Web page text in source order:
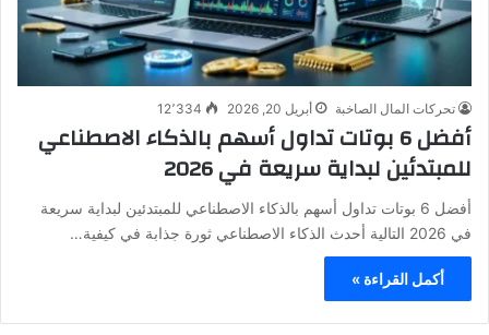
تحركات المال الصاخبة أبريل 20, 2026 12٬334
أفضل 6 بوتات تداول أسهم بالذكاء الاصطناعي
للمبتدئين لبداية سريعة في 2026
أفضل 6 بوتات تداول أسهم بالذكاء الاصطناعي للمبتدئين لبداية سريعة
في 2026 التالية أحدث الذكاء الاصطناعي ثورة جذابة في كيفية…
أكمل القراءة »